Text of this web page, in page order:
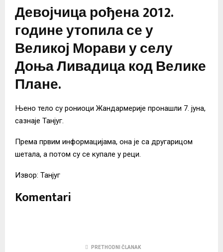
Девојчица рођена 2012.
године утопила се у
Великој Морави у селу
Доња Ливадица код Велике
Плане.
Њено тело су рониоци Жандармерије пронашли 7. јуна,
сазнаје Танјуг.
Према првим информацијама, она је са другарицом
шетала, а потом су се купале у реци.
Извор: Танјуг
Komentari
PRETHODNI ČLANAK